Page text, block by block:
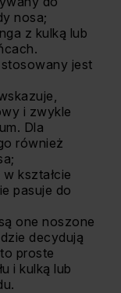
nosa;
z kulką lub
jest
i zwykle
Dla
również
kształcie
pasuje do
one noszone
decydują
proste
i kulką lub